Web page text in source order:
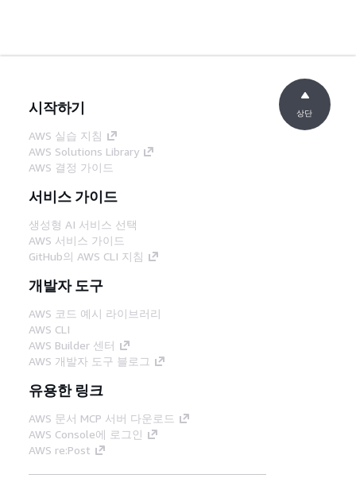
시작하기
AWS 실습 지침
AWS Solutions Library
AWS 결정 가이드
서비스 가이드
생성형 AI 서비스 선택
AWS 서비스 가이드
GitHub의 AWS CLI 지침
개발자 도구
AWS 코드 예시 라이브러리
AWS CLI
AWS Builder 센터
AWS 개발자 도구 블로그
유용한 링크
AWS 문서 MCP 서버 다운로드
AWS Console에 로그인
AWS re:Post
상단